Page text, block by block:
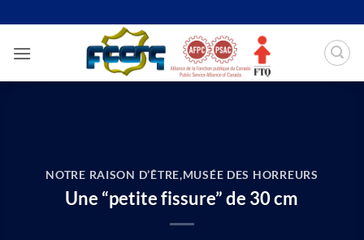
au
contenu
NOTRE RAISON D’ÊTRE,MUSÉE DES HORREURS
Une “petite fissure” de 30 cm